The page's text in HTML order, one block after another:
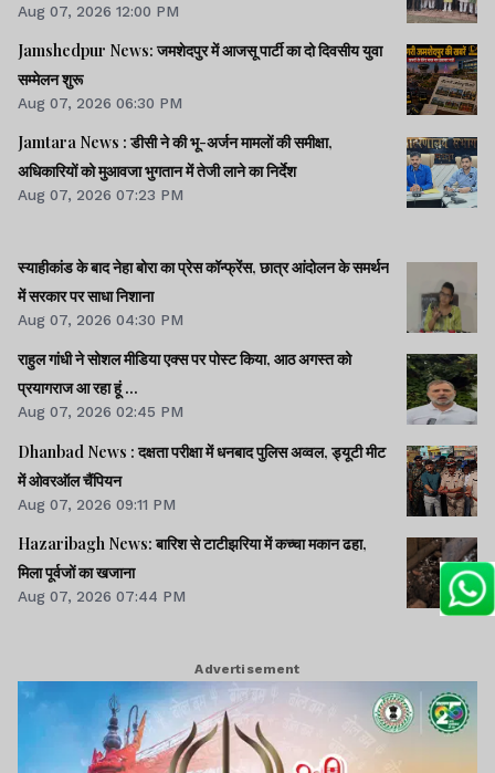
Aug 07, 2026 12:00 PM
Jamshedpur News: जमशेदपुर में आजसू पार्टी का दो दिवसीय युवा
सम्मेलन शुरू
Aug 07, 2026 06:30 PM
Jamtara News : डीसी ने की भू-अर्जन मामलों की समीक्षा,
अधिकारियों को मुआवजा भुगतान में तेजी लाने का निर्देश
Aug 07, 2026 07:23 PM
स्याहीकांड के बाद नेहा बोरा का प्रेस कॉन्फ्रेंस, छात्र आंदोलन के समर्थन
में सरकार पर साधा निशाना
Aug 07, 2026 04:30 PM
राहुल गांधी ने सोशल मीडिया एक्स पर पोस्ट किया, आठ अगस्त को
प्रयागराज आ रहा हूं ...
Aug 07, 2026 02:45 PM
Dhanbad News : दक्षता परीक्षा में धनबाद पुलिस अव्वल, ड्यूटी मीट
में ओवरऑल चैंपियन
Aug 07, 2026 09:11 PM
Hazaribagh News: बारिश से टाटीझरिया में कच्चा मकान ढहा,
मिला पूर्वजों का खजाना
Aug 07, 2026 07:44 PM
Advertisement